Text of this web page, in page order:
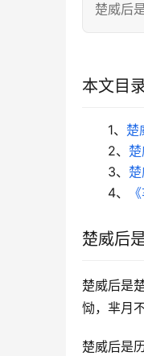
楚威后
本文目
1、 楚
2、
3、
4、
楚威后
楚威后是
恸，芈月
楚威后是